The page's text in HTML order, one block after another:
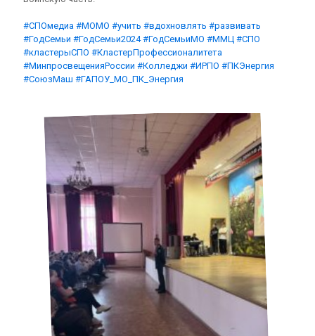
#СПОмедиа #МОМО #учить #вдохновлять #развивать
#ГодСемьи #ГодСемьи2024 #ГодСемьиМО #ММЦ #СПО
#кластерыСПО #КластерПрофессионалитета
#МинпросвещенияРоссии #Колледжи #ИРПО #ПКЭнергия
#СоюзМаш #ГАПОУ_МО_ПК_Энергия